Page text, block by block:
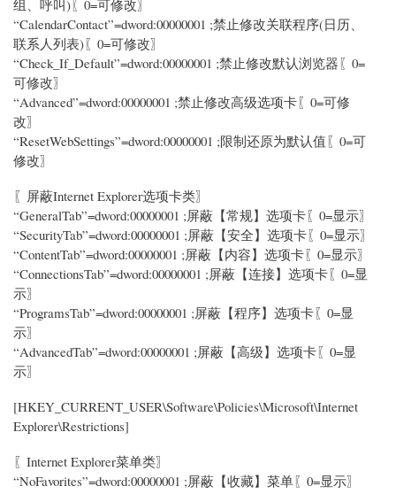
组、呼叫)〖0=可修改〗
“CalendarContact”=dword:00000001 ;禁止修改关联程序(日历、
联系人列表)〖0=可修改〗
“Check_If_Default”=dword:00000001 ;禁止修改默认浏览器〖0=
可修改〗
“Advanced”=dword:00000001 ;禁止修改高级选项卡〖0=可修
改〗
“ResetWebSettings”=dword:00000001 ;限制还原为默认值〖0=可
修改〗
〖屏蔽Internet Explorer选项卡类〗
“GeneralTab”=dword:00000001 ;屏蔽【常规】选项卡〖0=显示〗
“SecurityTab”=dword:00000001 ;屏蔽【安全】选项卡〖0=显示〗
“ContentTab”=dword:00000001 ;屏蔽【内容】选项卡〖0=显示〗
“ConnectionsTab”=dword:00000001 ;屏蔽【连接】选项卡〖0=显
示〗
“ProgramsTab”=dword:00000001 ;屏蔽【程序】选项卡〖0=显
示〗
“AdvancedTab”=dword:00000001 ;屏蔽【高级】选项卡〖0=显
示〗
[HKEY_CURRENT_USER\Software\Policies\Microsoft\Internet
Explorer\Restrictions]
〖Internet Explorer菜单类〗
“NoFavorites”=dword:00000001 ;屏蔽【收藏】菜单〖0=显示〗